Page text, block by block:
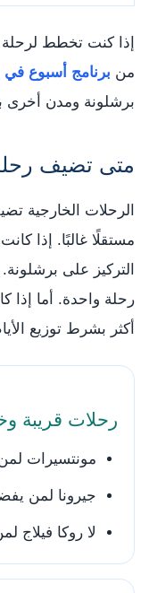
إذا كنت تخطط لرحلة
من برنامج أسبوع في
برشلونة ومدن أخرى
متى تضيف
الرحلات الخارجية
رحلة واحدة. أما إذا
أكثر بشرط توزيع
رحلات قريبة
مونتسيرات
جيرونا لمن
لا روكا فيلاج